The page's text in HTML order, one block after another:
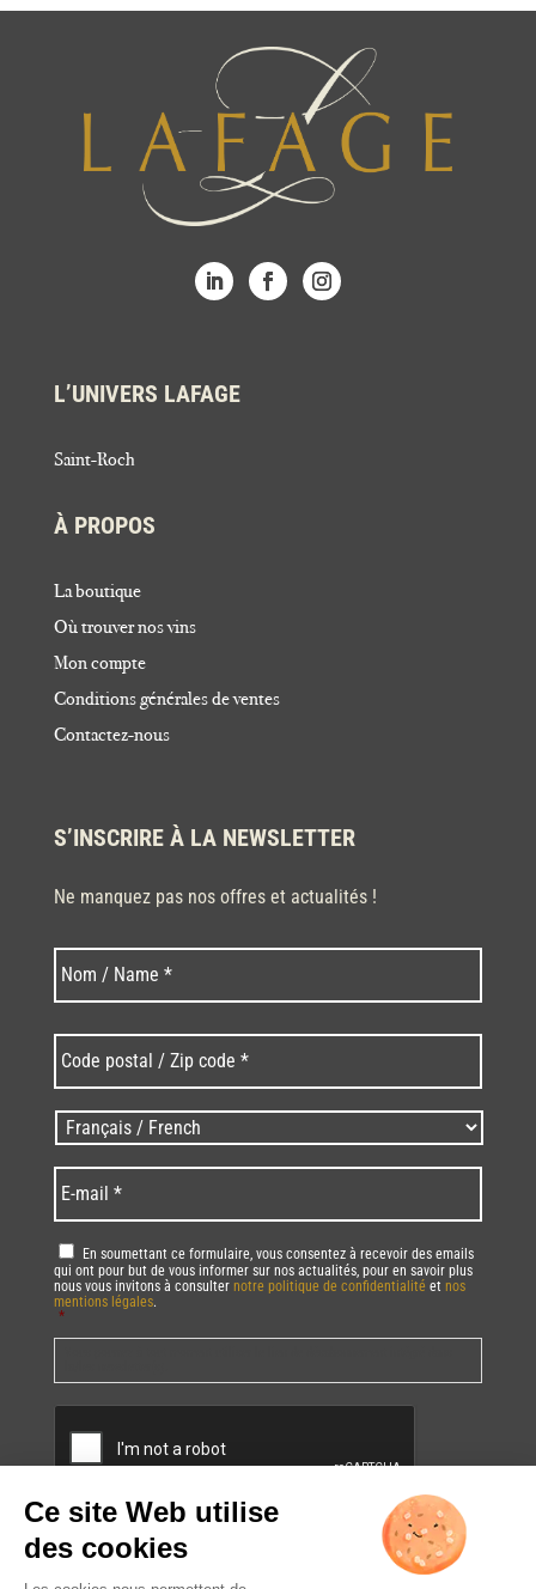
L’UNIVERS LAFAGE
Saint-Roch
À PROPOS
La boutique
Où trouver nos vins
Mon compte
Conditions générales de ventes
Contactez-nous
S’INSCRIRE À LA NEWSLETTER
Ne manquez pas nos offres et actualités !
Nom * Nom
postal
/
Zip
code
* *
Langues
/
Language *
mail *
RGPD *
En soumettant ce formulaire, vous consentez à recevoir des emails
qui ont pour but de vous informer sur nos actualités, pour en savoir plus
nous vous invitons à consulter notre politique de confidentialité et nos
mentions légales.
*